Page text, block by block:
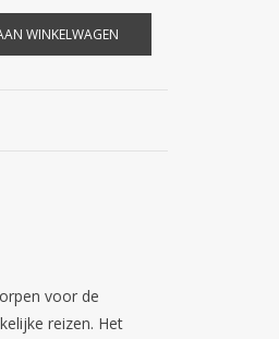
WINKELWAGEN
voor de
reizen. Het